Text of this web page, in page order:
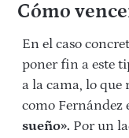
Cómo
En el caso
poner fin a este
a la cama, lo
como Fernández
sueño». Por un